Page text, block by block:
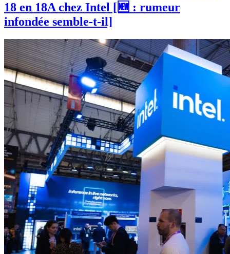
18 en 18A chez Intel [🆕 : rumeur
infondée semble-t-il]